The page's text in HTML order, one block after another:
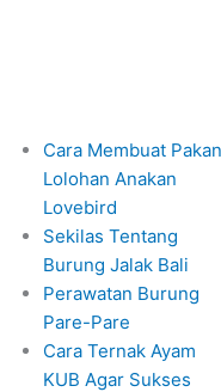
Cara Membuat Pakan
Lolohan Anakan
Lovebird
Sekilas Tentang
Burung Jalak Bali
Perawatan Burung
Pare-Pare
Cara Ternak Ayam
KUB Agar Sukses